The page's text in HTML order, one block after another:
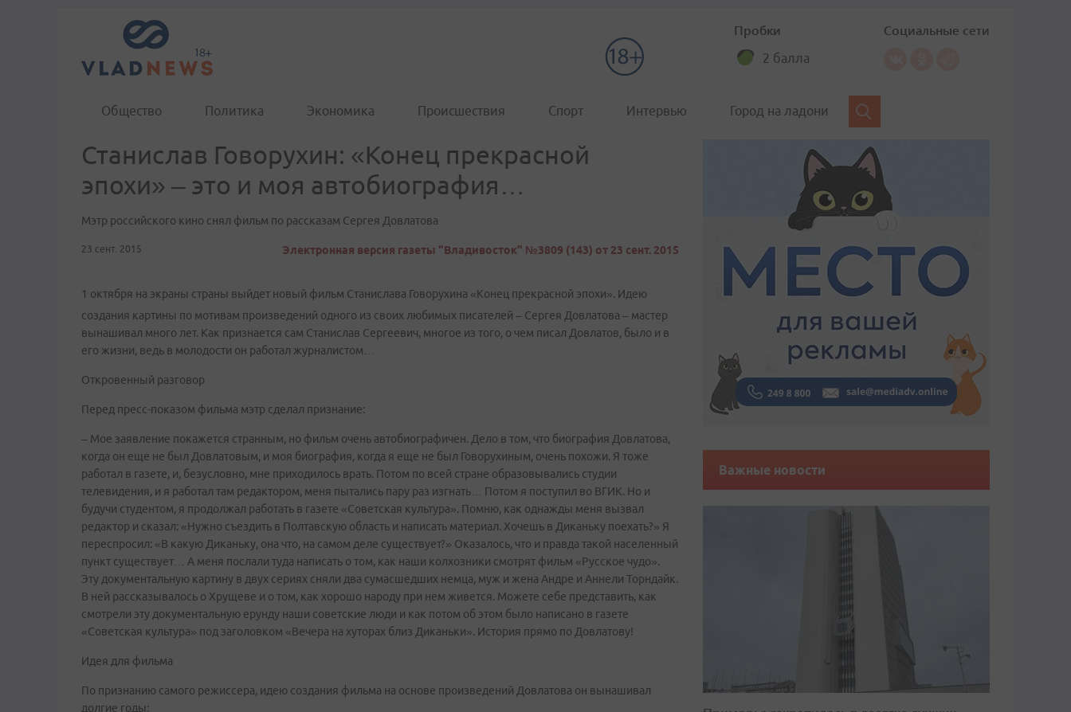
Пробки
2 балла
Социальные сети
Общество Политика Экономика Происшествия Спорт Интервью Город на ладони
Станислав Говорухин: «Конец прекрасной
эпохи» – это и моя автобиография…
Мэтр российского кино снял фильм по рассказам Сергея Довлатова
23 сент. 2015 Электронная версия газеты "Владивосток" №3809 (143) от 23 сент. 2015
1 октября на экраны страны выйдет новый фильм Станислава Говорухина «Конец прекрасной эпохи». Идею
создания картины по мотивам произведений одного из своих любимых писателей – Сергея Довлатова – мастер
вынашивал много лет. Как признается сам Станислав Сергеевич, многое из того, о чем писал Довлатов, было и в
его жизни, ведь в молодости он работал журналистом…
Откровенный разговор
Перед пресс-показом фильма мэтр сделал признание:
– Мое заявление покажется странным, но фильм очень автобиографичен. Дело в том, что биография Довлатова,
когда он еще не был Довлатовым, и моя биография, когда я еще не был Говорухиным, очень похожи. Я тоже
работал в газете, и, безусловно, мне приходилось врать. Потом по всей стране образовывались студии
телевидения, и я работал там редактором, меня пытались пару раз изгнать… Потом я поступил во ВГИК. Но и
будучи студентом, я продолжал работать в газете «Советская культура». Помню, как однажды меня вызвал
редактор и сказал: «Нужно съездить в Полтавскую область и написать материал. Хочешь в Диканьку поехать?» Я
переспросил: «В какую Диканьку, она что, на самом деле существует?» Оказалось, что и правда такой населенный
пункт существует… А меня послали туда написать о том, как наши колхозники смотрят фильм «Русское чудо».
Эту документальную картину в двух сериях сняли два сумасшедших немца, муж и жена Андре и Аннели Торндайк.
В ней рассказывалось о Хрущеве и о том, как хорошо народу при нем живется. Можете себе представить, как
смотрели эту документальную ерунду наши советские люди и как потом об этом было написано в газете
«Советская культура» под заголовком «Вечера на хуторах близ Диканьки». История прямо по Довлатову!
Идея для фильма
По признанию самого режиссера, идею создания фильма на основе произведений Довлатова он вынашивал
долгие годы:
Важные новости